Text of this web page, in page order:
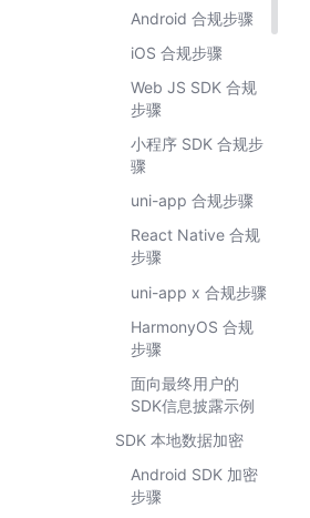
Android 合规步骤
iOS 合规步骤
Web JS SDK 合规
步骤
小程序 SDK 合规步
骤
uni-app 合规步骤
React Native 合规
步骤
uni-app x 合规步骤
HarmonyOS 合规
步骤
面向最终用户的
SDK信息披露示例
SDK 本地数据加密
Android SDK 加密
步骤